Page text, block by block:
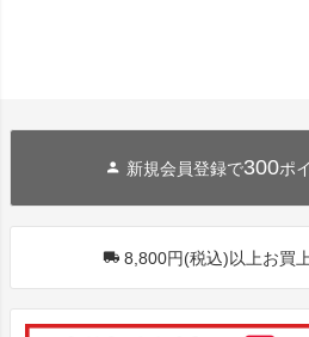
新規会員登録で300ポ
8,800円(税込)以上お買